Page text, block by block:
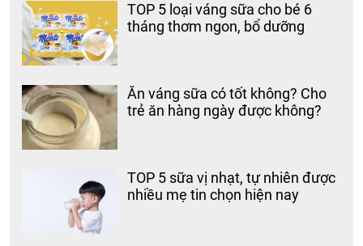
TOP 5 loại váng sữa cho bé 6
tháng thơm ngon, bổ dưỡng
Ăn váng sữa có tốt không? Cho
trẻ ăn hàng ngày được không?
TOP 5 sữa vị nhạt, tự nhiên được
nhiều mẹ tin chọn hiện nay